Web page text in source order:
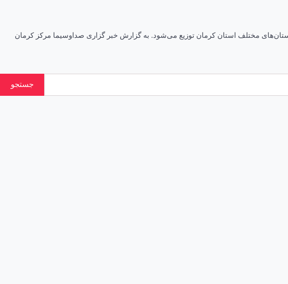
تاریخ انتشار: ۰۴ تير ۱۴۰۳ درجشن غدیر امسال ۱۱۰ دیگ غذا بین مردم شهرستان‌های مختلف استان کرمان توزیع می‌شود. به گزارش خبر گزاری صداوسیما مرکز کرمان